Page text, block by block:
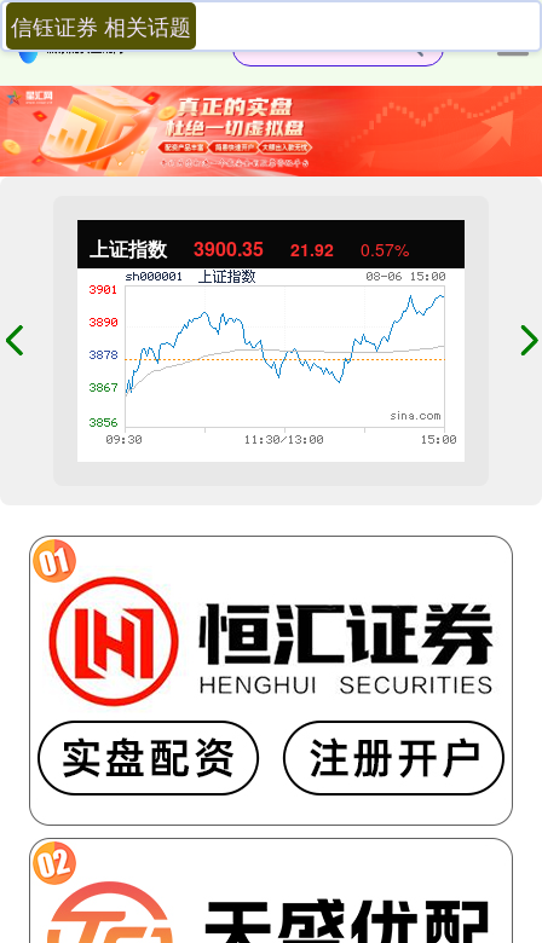
上证指数 3900.35 21.92 0.57%
信钰证券 相关话题